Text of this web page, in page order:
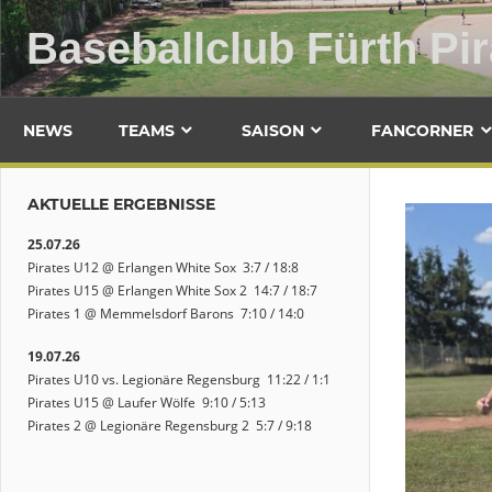
Zum
Inhalt
springen
Baseballclub Fürth
NEWS TEAMS SAISON FANCORNER
AKTUELLE ERGEBNISSE
25.07.26
Pirates U12 @ Erlangen White Sox 3:7 / 18:8
Pirates U15 @ Erlangen White Sox 2 14:7 / 18:7
Pirates 1 @ Memmelsdorf Barons 7:10 / 14:0
19.07.26
Pirates U10 vs. Legionäre Regensburg 11:22 / 1:1
Pirates U15 @ Laufer Wölfe 9:10 / 5:13
Pirates 2 @ Legionäre Regensburg 2 5:7 / 9:18